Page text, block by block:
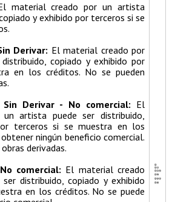
material creado por un artista
y exhibido por terceros si se
Derivar: El material creado por
copiado y exhibido por
en los créditos. No se pueden
Sin Derivar - No comercial: El
artista puede ser distribuido,
terceros si se muestra en los
ningún beneficio comercial.
derivadas.
comercial: El material creado
distribuido, copiado y exhibido
en los créditos. No se puede